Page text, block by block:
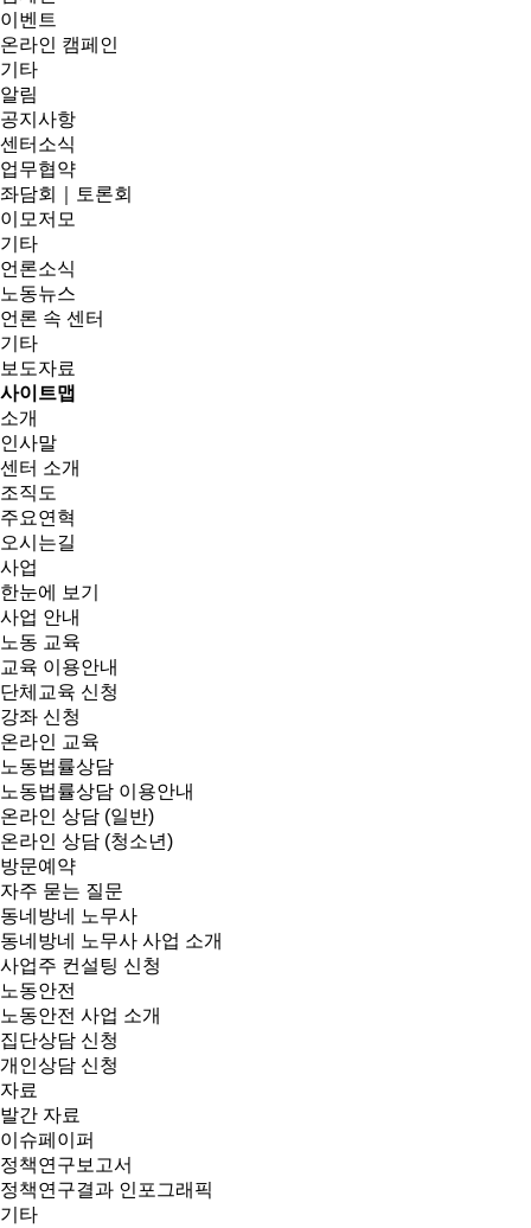
이벤트
온라인 캠페인
기타
알림
공지사항
센터소식
업무협약
좌담회｜토론회
이모저모
기타
언론소식
노동뉴스
언론 속 센터
기타
보도자료
사이트맵
소개
인사말
센터 소개
조직도
주요연혁
오시는길
사업
한눈에 보기
사업 안내
노동 교육
교육 이용안내
단체교육 신청
강좌 신청
온라인 교육
노동법률상담
노동법률상담 이용안내
온라인 상담 (일반)
온라인 상담 (청소년)
방문예약
자주 묻는 질문
동네방네 노무사
동네방네 노무사 사업 소개
사업주 컨설팅 신청
노동안전
노동안전 사업 소개
집단상담 신청
개인상담 신청
자료
발간 자료
이슈페이퍼
정책연구보고서
정책연구결과 인포그래픽
기타